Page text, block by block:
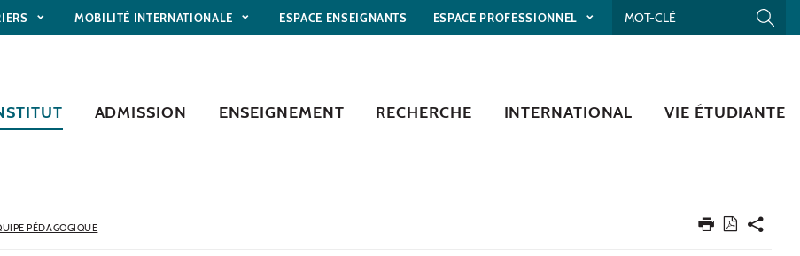
MOBILITÉ INTERNATIONALE ESPACE ENSEIGNANTS ESPACE PROFESSIONNEL
ADMISSION ENSEIGNEMENT RECHERCHE INTERNATIONAL VIE ÉTUDIANTE
PÉDAGOGIQUE